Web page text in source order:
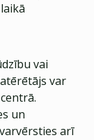
vai
var
un
arī